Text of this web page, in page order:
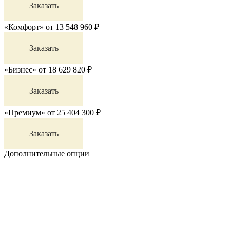
Заказать
«Комфорт» от 13 548 960 ₽
Заказать
«Бизнес» от 18 629 820 ₽
Заказать
«Премиум» от 25 404 300 ₽
Заказать
Дополнительные опции